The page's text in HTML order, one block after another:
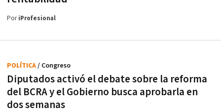
PoriProfesional
Diputados activó el debate sobre la reforma
del BCRA y el Gobierno busca aprobarla en
dos semanas
POLÍTICA/ Congreso